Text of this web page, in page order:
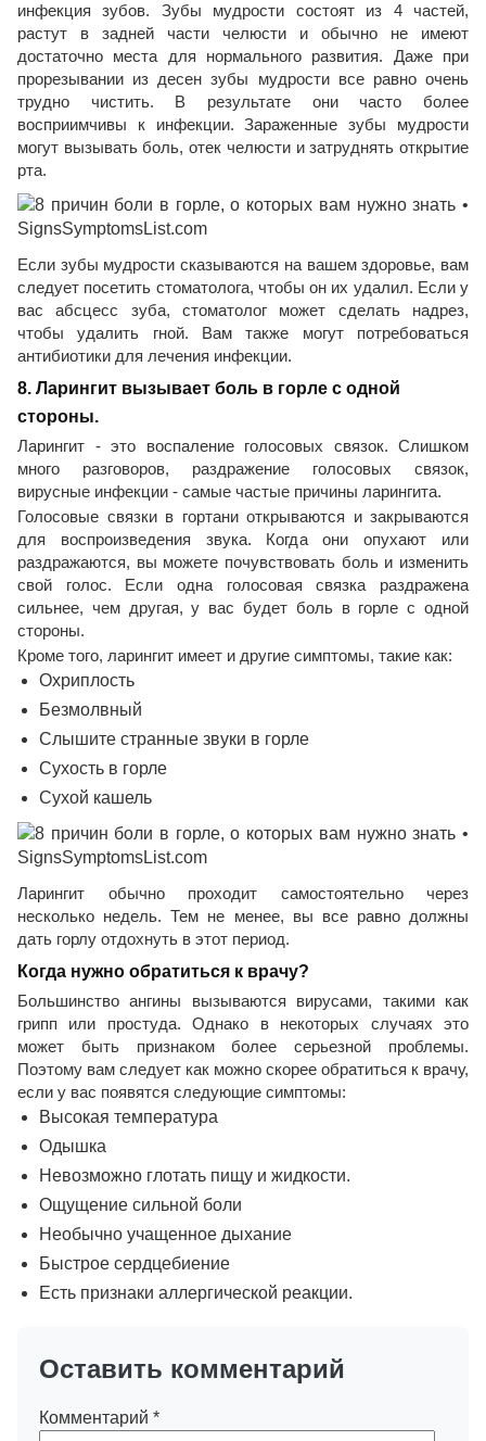
инфекция зубов. Зубы мудрости состоят из 4 частей,
растут в задней части челюсти и обычно не имеют
достаточно места для нормального развития. Даже при
прорезывании из десен зубы мудрости все равно очень
трудно чистить. В результате они часто более
восприимчивы к инфекции. Зараженные зубы мудрости
могут вызывать боль, отек челюсти и затруднять открытие
рта.
Если зубы мудрости сказываются на вашем здоровье, вам
следует посетить стоматолога, чтобы он их удалил. Если у
вас абсцесс зуба, стоматолог может сделать надрез,
чтобы удалить гной. Вам также могут потребоваться
антибиотики для лечения инфекции.
8. Ларингит вызывает боль в горле с одной
стороны.
Ларингит - это воспаление голосовых связок. Слишком
много разговоров, раздражение голосовых связок,
вирусные инфекции - самые частые причины ларингита.
Голосовые связки в гортани открываются и закрываются
для воспроизведения звука. Когда они опухают или
раздражаются, вы можете почувствовать боль и изменить
свой голос. Если одна голосовая связка раздражена
сильнее, чем другая, у вас будет боль в горле с одной
стороны.
Кроме того, ларингит имеет и другие симптомы, такие как:
Охриплость
Безмолвный
Слышите странные звуки в горле
Сухость в горле
Сухой кашель
Ларингит обычно проходит самостоятельно через
несколько недель. Тем не менее, вы все равно должны
дать горлу отдохнуть в этот период.
Когда нужно обратиться к врачу?
Большинство ангины вызываются вирусами, такими как
грипп или простуда. Однако в некоторых случаях это
может быть признаком более серьезной проблемы.
Поэтому вам следует как можно скорее обратиться к врачу,
если у вас появятся следующие симптомы:
Высокая температура
Одышка
Невозможно глотать пищу и жидкости.
Ощущение сильной боли
Необычно учащенное дыхание
Быстрое сердцебиение
Есть признаки аллергической реакции.
Оставить комментарий
Комментарий *